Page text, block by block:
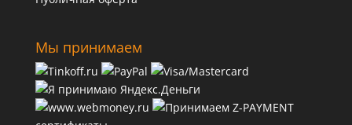
Мы принимаем